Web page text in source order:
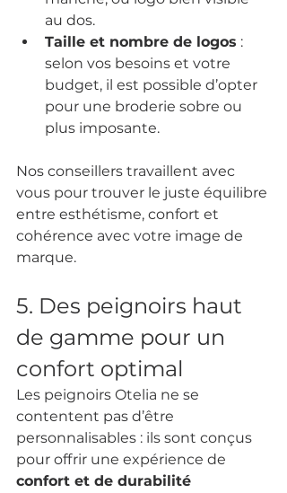
au dos.
Taille et nombre de logos :
selon vos besoins et votre
budget, il est possible d’opter
pour une broderie sobre ou
plus imposante.
Nos conseillers travaillent avec
vous pour trouver le juste équilibre
entre esthétisme, confort et
cohérence avec votre image de
marque.
5. Des peignoirs haut
de gamme pour un
confort optimal
Les peignoirs Otelia ne se
contentent pas d’être
personnalisables : ils sont conçus
pour offrir une expérience de
confort et de durabilité